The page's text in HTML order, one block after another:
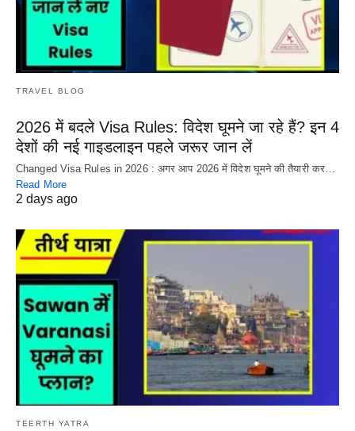
TRAVEL BLOG
2026 में बदले Visa Rules: विदेश घूमने जा रहे हैं? इन 4
देशों की नई गाइडलाइन पहले जरूर जान लें
Changed Visa Rules in 2026 : अगर आप 2026 में विदेश घूमने की तैयारी कर…
Read More
2 days ago
TEERTH YATRA